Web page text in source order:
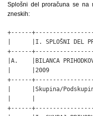
Splošni del proračuna se na
zneskih:
+------+---------------------------------------+---------------+
|      |I. SPLOŠNI DEL PRORAČUNA               |               |
+------+---------------------------------------+---------------+
|A.    |BILANCA PRIHODKOV IN ODHODKOV za leto  |               |
|      |2009                                   |               |
+------+---------------------------------------+---------------+
|      |Skupina/Podskupina kontov              |       Rebalans|
|      |                                       | proračuna 2009|
+------+---------------------------------------+---------------+
|      |I. SKUPAJ PRIHODKI                     |  22.209.027,28|
+------+---------------------------------------+---------------+
|      |TEKOČI PRIHODKI                        |  13.628.779,96|
+------+---------------------------------------+---------------+
|70    |DAVČNI PRIHODKI                        |  11.141.518,08|
+------+---------------------------------------+---------------+
|      |700 Davki na dohodek in dobiček        |  10.024.068,08|
+------+---------------------------------------+---------------+
|      |703 Davki na premoženje                |     686.450,00|
+------+---------------------------------------+---------------+
|      |704 Domači davki na blago in storitve  |     431.000,00|
+------+---------------------------------------+---------------+
|      |706 Drugi davki                        |               |
+------+---------------------------------------+---------------+
|71    |NEDAVČNI PRIHODKI                      |   2.487.261,88|
+------+---------------------------------------+---------------+
|      |710 Udeležba na dobičku in dohodki od  |     431.350,00|
|      |premoženja                             |               |
+------+---------------------------------------+---------------+
|      |711 Takse in pristojbine               |      17.000,00|
+------+---------------------------------------+---------------+
|      |712 Denarne kazni                      |       4.500,00|
+------+---------------------------------------+---------------+
|      |713 Prihodki od prodaje blaga in       |       5.000,00|
|      |storitev                               |               |
+------+---------------------------------------+---------------+
|      |714 Drugi nedavčni prihodki            |   2.029.411,88|
+------+---------------------------------------+---------------+
|72    |KAPITALSKI PRIHODKI                    |   2.110.000,00|
+------+---------------------------------------+---------------+
|      |720 Prihodki od prodaje osnovnih       |     100.000,00|
|      |sredstev                               |               |
+------+---------------------------------------+---------------+
|      |722 Prihodki od prodaje zemljišč in    |   2.010.000,00|
|      |neopredm. dolg. sred.                  |               |
+------+---------------------------------------+---------------+
|73    |PREJETE DONACIJE                       |      20.000,00|
+------+---------------------------------------+---------------+
|      |730 Prejete donacije iz domačih virov  |      20.000,00|
+------+---------------------------------------+---------------+
|74    |TRANSFERNI PRIHODKI                    |   6.407.446,36|
+------+---------------------------------------+---------------+
|      |740 Transferni prihodki iz drugih      |   2.066.183,00|
|      |javnofinančnih institucij              |               |
+------+---------------------------------------+---------------+
|      |741 Prejeta sredstva iz državnega      |   4.341.263,36|
|      |proračuna iz sred. EU                  |               |
+------+---------------------------------------+---------------+
|78    |PREJETA SREDSTVA